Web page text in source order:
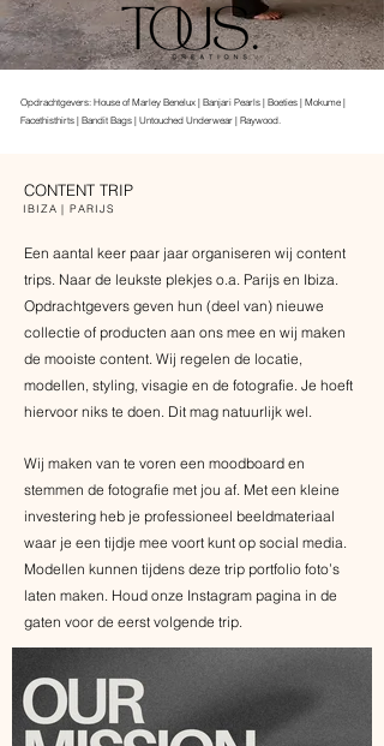
Opdrachtgevers: House of Marley Benelux | Banjari Pearls | Boeties | Mokume |
Facethisthirts | Bandit Bags | Untouched Underwear | Raywood.
CONTENT TRIP
IBIZA | PARIJS
Een aantal keer paar jaar organiseren wij content
trips. Naar de leukste plekjes o.a. Parijs en Ibiza.
Opdrachtgevers geven hun (deel van) nieuwe
collectie of producten aan ons mee en wij maken
de mooiste content. Wij regelen de locatie,
modellen, styling, visagie en de fotografie. Je hoeft
hiervoor niks te doen. Dit mag natuurlijk wel.
Wij maken van te voren een moodboard en
stemmen de fotografie met jou af. Met een kleine
investering heb je professioneel beeldmateriaal
waar je een tijdje mee voort kunt op social media.
Modellen kunnen tijdens deze trip portfolio foto’s
laten maken. Houd onze Instagram pagina in de
gaten voor de eerst volgende trip.